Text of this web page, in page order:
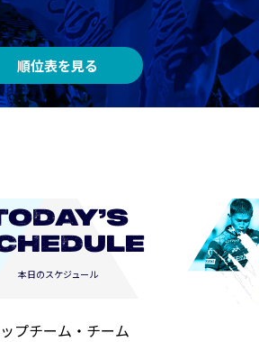
順位表を見る
本日のスケジュール
ップチーム・チーム